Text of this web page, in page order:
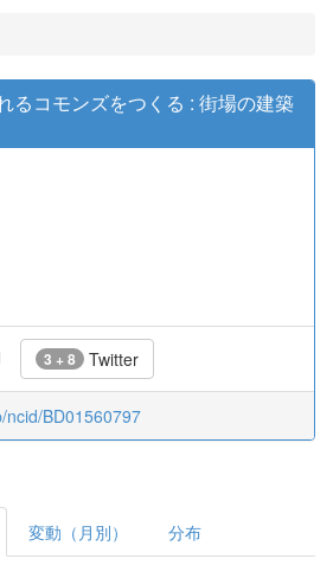
るコモンズをつくる : 街場の建築
3 + 8 Twitter
ncid/BD01560797
変動（月別） 分布